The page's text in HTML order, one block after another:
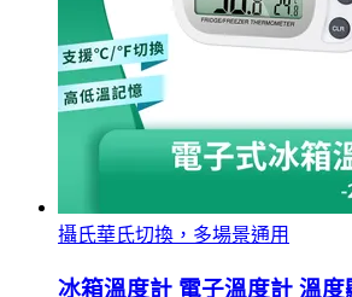
攝氏華氏切換，多場景通用
冰箱溫度計 電子溫度計 溫